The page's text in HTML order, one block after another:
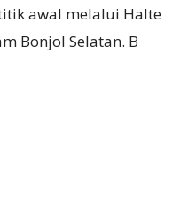
awal melalui Halte
Bonjol Selatan. B